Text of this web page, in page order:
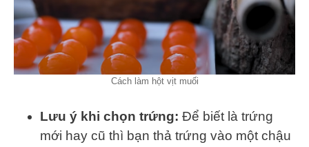
Cách làm hột vịt muối
Lưu ý khi chọn trứng: Để biết là trứng
mới hay cũ thì bạn thả trứng vào một chậu